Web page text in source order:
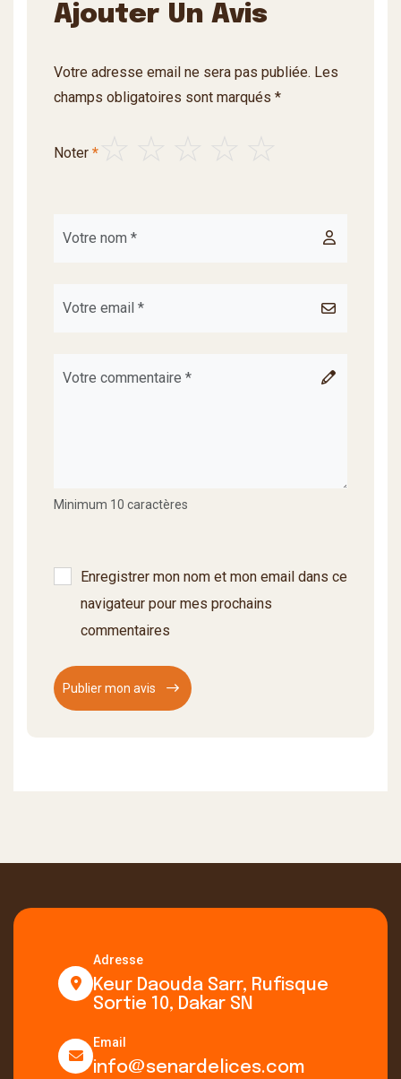
Ajouter Un Avis
Votre adresse email ne sera pas publiée. Les
champs obligatoires sont marqués *
Noter *
Minimum 10 caractères
Enregistrer mon nom et mon email dans ce
navigateur pour mes prochains
commentaires
Publier mon avis
Adresse
Keur Daouda Sarr, Rufisque
Sortie 10, Dakar SN
Email
info@senardelices.com